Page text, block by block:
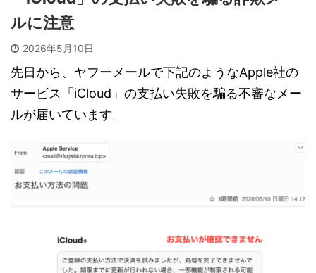
ルに注意
2026年5月10日
先日から、ヤフーメールで下記のようなApple社の
サービス「iCloud」の支払い失敗を騙る不審なメー
ルが届いています。